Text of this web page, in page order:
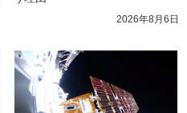
2026年8月6日